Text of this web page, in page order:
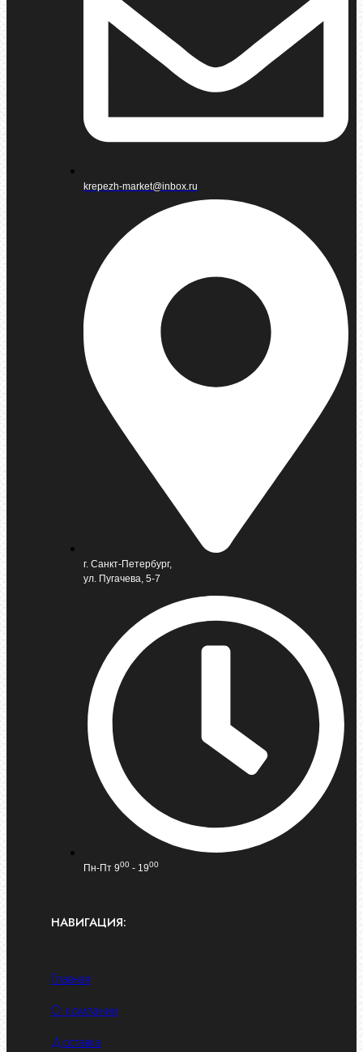
krepezh-market@inbox.ru
г. Санкт-Петербург,
ул. Пугачева, 5-7
Пн-Пт 900 - 1900
НАВИГАЦИЯ:
Главная
О компании
Доставка